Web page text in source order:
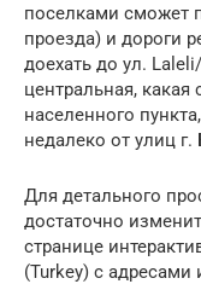
поселками сможет
проезда) и дороги
доехать до ул.
центральная, какая
населенного
недалеко от улиц г.
Для детального
достаточно
странице
(Turkey) с